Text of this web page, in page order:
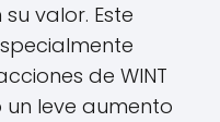
valor. Este
de WINT
leve aumento